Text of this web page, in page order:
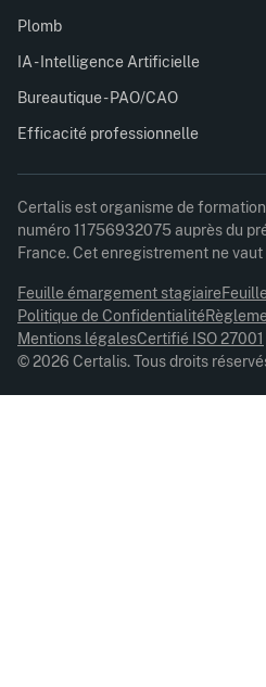
Plomb
IA - Intelligence Artificielle
Bureautique - PAO/CAO
Efficacité professionnelle
Certalis est organisme de
numéro 11756932075 auprès du
France. Cet enregistrement ne vaut
© 2026 Certalis. Tous droits
Feuille émargement stagiaire
Politique de Confidentialité
Mentions légalesCertifié ISO 27001